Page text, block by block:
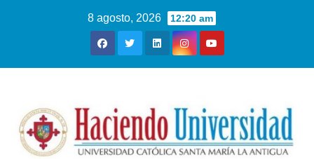
8 agosto, 2026 12:20 am